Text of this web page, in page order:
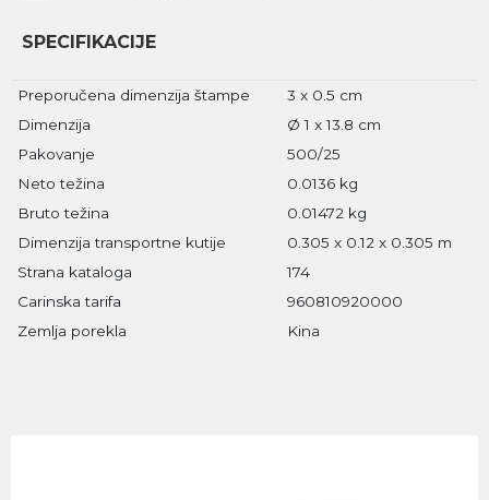
SPECIFIKACIJE
Preporučena dimenzija štampe
3 x 0.5 cm
Dimenzija
Ø 1 x 13.8 cm
Pakovanje
500/25
Neto težina
0.0136 kg
Bruto težina
0.01472 kg
Dimenzija transportne kutije
0.305 x 0.12 x 0.305 m
Strana kataloga
174
Carinska tarifa
960810920000
Zemlja porekla
Kina